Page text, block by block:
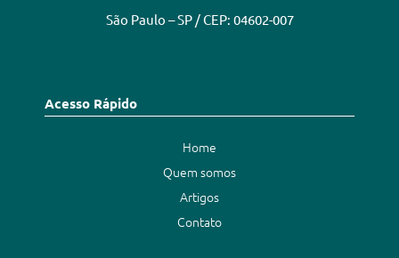
São Paulo – SP / CEP: 04602-007
Acesso Rápido
Home
Quem somos
Artigos
Contato